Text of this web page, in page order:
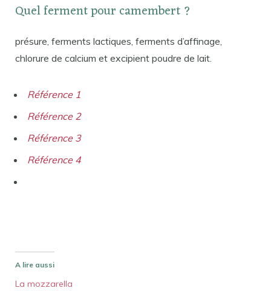
Quel ferment pour camembert ?
présure, ferments lactiques, ferments d’affinage,
chlorure de calcium et excipient poudre de lait.
Référence 1
Référence 2
Référence 3
Référence 4
A lire aussi
La mozzarella